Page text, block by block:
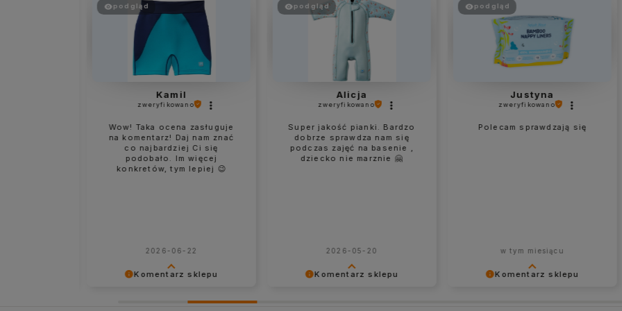
Komentarz sklepu
podgląd
Kamil
zweryfikowano
Wow! Taka ocena zasługuje
na komentarz! Daj nam znać
co najbardziej Ci się
podobało. Im więcej
konkretów, tym lepiej 😉
2026-06-22
Komentarz sklepu
podgląd
Alicja
zweryfikowano
Super jakość pianki. Bardzo
dobrze sprawdza nam się
podczas zajęć na basenie ,
dziecko nie marznie 🤗
2026-05-20
Komentarz sklepu
podgląd
Justyna
zweryfikowano
Polecam sprawdzają się
w tym miesiącu